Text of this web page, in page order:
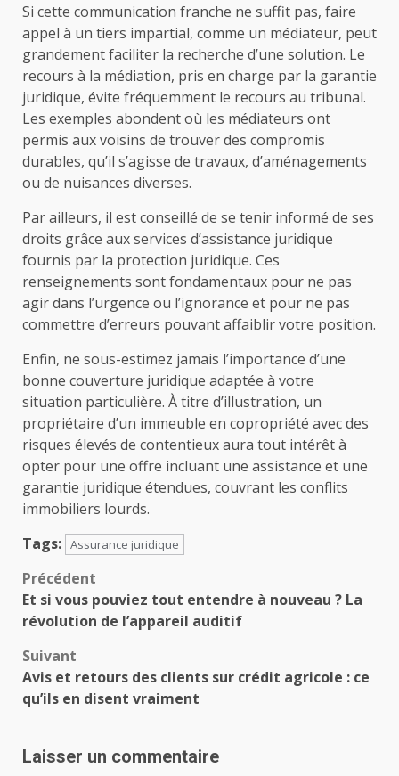
Si cette communication franche ne suffit pas, faire
appel à un tiers impartial, comme un médiateur, peut
grandement faciliter la recherche d’une solution. Le
recours à la médiation, pris en charge par la garantie
juridique, évite fréquemment le recours au tribunal.
Les exemples abondent où les médiateurs ont
permis aux voisins de trouver des compromis
durables, qu’il s’agisse de travaux, d’aménagements
ou de nuisances diverses.
Par ailleurs, il est conseillé de se tenir informé de ses
droits grâce aux services d’assistance juridique
fournis par la protection juridique. Ces
renseignements sont fondamentaux pour ne pas
agir dans l’urgence ou l’ignorance et pour ne pas
commettre d’erreurs pouvant affaiblir votre position.
Enfin, ne sous-estimez jamais l’importance d’une
bonne couverture juridique adaptée à votre
situation particulière. À titre d’illustration, un
propriétaire d’un immeuble en copropriété avec des
risques élevés de contentieux aura tout intérêt à
opter pour une offre incluant une assistance et une
garantie juridique étendues, couvrant les conflits
immobiliers lourds.
Tags: Assurance juridique
Navigation
d’article
Précédent
Et si vous pouviez tout entendre à nouveau ? La
révolution de l’appareil auditif
Suivant
Avis et retours des clients sur crédit agricole : ce
qu’ils en disent vraiment
Laisser un commentaire